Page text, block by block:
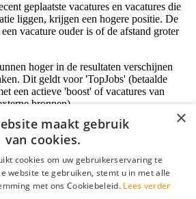
geplaatste vacatures en vacatures die
liggen, krijgen een hogere positie. De
vacature ouder is of de afstand groter
hoger in de resultaten verschijnen
Dit geldt voor 'TopJobs' (betaalde
een actieve 'boost' of vacatures van
bronnen).
×
maakt gebruik
van cookies.
cookies om uw gebruikerservaring te
website te gebruiken, stemt u in met alle
met ons Cookiebeleid. Lees verder